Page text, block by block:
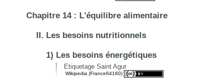
Chapitre 14 : L'équilibre alimentaire
II. Les besoins nutritionnels
1) Les besoins énergétiques
Etiquetage Saint Agur
Wikipedia (France64160)